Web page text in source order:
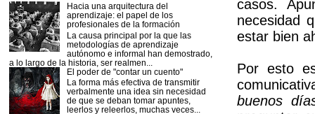
casos.
necesidad
estar bien
Por esto
buenos
Hacia una arquitectura del
aprendizaje: el papel de los
profesionales de la formación
La causa principal por la que las
metodologías de aprendizaje
autónomo e informal han demostrado,
a lo largo de la historia, ser realmen...
El poder de "contar un cuento"
La forma más efectiva de transmitir
verbalmente una idea sin necesidad
de que se deban tomar apuntes,
leerlos y releerlos, muchas veces...